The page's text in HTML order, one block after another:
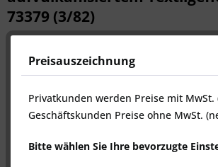
73379 (3/82)
Preisauszeichnung
Privatkunden werden Preise mit
Geschäftskunden Preise ohne MwSt.
Bitte wählen Sie Ihre bevorzugte